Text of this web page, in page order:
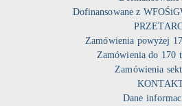
Dofinansowane z
Zamówienia powyżej
Zamówienia do 170
Zamówienia
Dane